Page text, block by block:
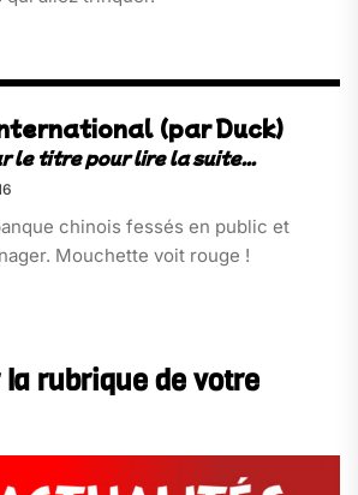
(par Duck)
chinois fessés en public et
Mouchette voit rouge !
rubrique de votre